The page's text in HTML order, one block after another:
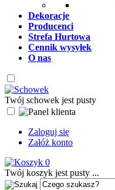
Dekoracje
Producenci
Strefa Hurtowa
Cennik wysyłek
O nas
Twój schowek jest pusty
Zaloguj się
Załóż konto
0
Twój koszyk jest pusty ...